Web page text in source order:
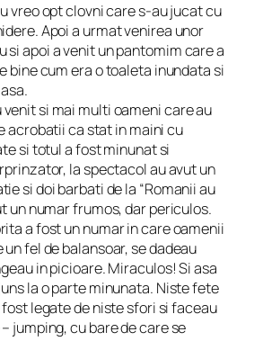
vreo opt clovni care s-au jucat cu
Apoi a urmat venirea unor
si apoi a venit un pantomim care a
bine cum era o toaleta inundata si
venit si mai multi oameni care au
acrobatii ca stat in maini cu
si totul a fost minunat si
la spectacol au avut un
si doi barbati de la “Romanii au
un numar frumos, dar periculos.
a fost un numar in care oamenii
un fel de balansoar, se dadeau
in picioare. Miraculos! Si asa
la o parte minunata. Niste fete
legate de niste sfori si faceau
jumping, cu bare de care se